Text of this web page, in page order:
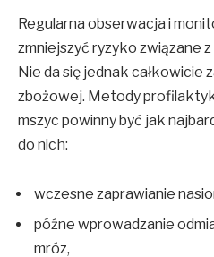
Regularna obserwacja i
zmniejszyć ryzyko związane
Nie da się jednak całkowicie
zbożowej. Metody
mszyc powinny być jak
do nich:
wczesne zaprawianie
późne wprowadzanie
mróz,